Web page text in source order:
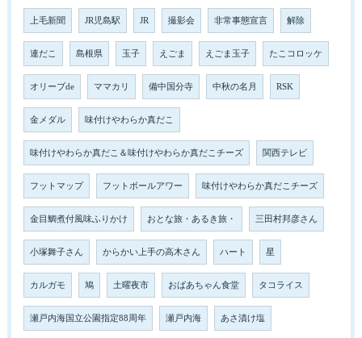
上毛新聞 JR児島駅 JR 撮影会 非常事態宣言 解除
連だこ 島根県 玉子 えごま えごま玉子 たこコロッケ
オリーブde ママカリ 備中国分寺 中秋の名月 RSK
金メダル 味付けやわらか真だこ
味付けやわらか真だこ＆味付けやわらか真だこチーズ 関西テレビ
フットマップ フットボールアワー 味付けやわらか真だこチーズ
金目鯛煮付風味ふりかけ おとな旅・あるき旅・ 三田村邦彦さん
小塚舞子さん からかい上手の高木さん ハート 星
カルガモ 鳩 土曜夜市 おばあちゃん食堂 タコライス
瀬戸内海国立公園指定88周年 瀬戸内海 あさ漬け塩